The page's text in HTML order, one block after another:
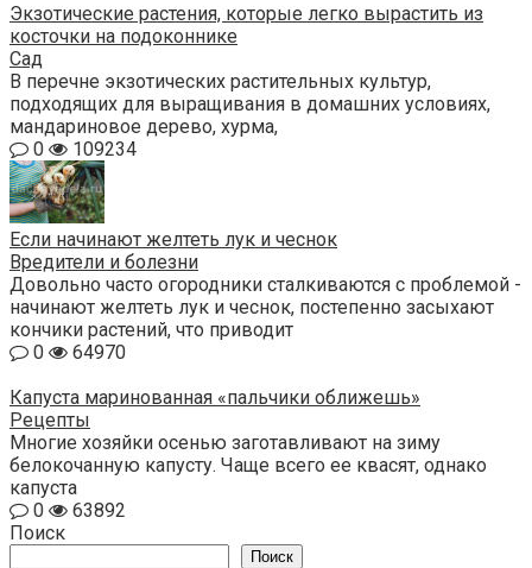
Экзотические растения, которые легко вырастить из
косточки на подоконнике
Сад
В перечне экзотических растительных культур,
подходящих для выращивания в домашних условиях,
мандариновое дерево, хурма,
0
109234
Если начинают желтеть лук и чеснок
Вредители и болезни
Довольно часто огородники сталкиваются с проблемой -
начинают желтеть лук и чеснок, постепенно засыхают
кончики растений, что приводит
0
64970
Капуста маринованная «пальчики оближешь»
Рецепты
Многие хозяйки осенью заготавливают на зиму
белокочанную капусту. Чаще всего ее квасят, однако
капуста
0
63892
Поиск
Поиск